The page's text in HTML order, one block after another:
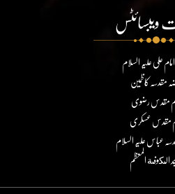
علی علیہ السلام
مقدسہ کاظمین
مقدس رضوی
مقدس عسکری
عباس علیہ السلام
الكوفة المعظم